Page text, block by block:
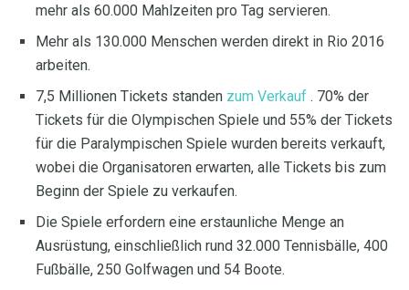
mehr als 60.000 Mahlzeiten pro Tag servieren.
Mehr als 130.000 Menschen werden direkt in Rio 2016
arbeiten.
7,5 Millionen Tickets standen zum Verkauf . 70% der
Tickets für die Olympischen Spiele und 55% der Tickets
für die Paralympischen Spiele wurden bereits verkauft,
wobei die Organisatoren erwarten, alle Tickets bis zum
Beginn der Spiele zu verkaufen.
Die Spiele erfordern eine erstaunliche Menge an
Ausrüstung, einschließlich rund 32.000 Tennisbälle, 400
Fußbälle, 250 Golfwagen und 54 Boote.